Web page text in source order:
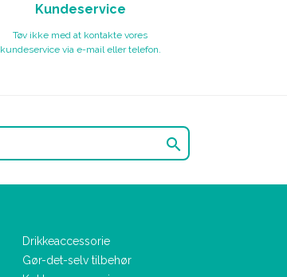
Kundeservice
Tøv ikke med at kontakte vores
kundeservice via e-mail eller telefon.

Drikkeaccessorie
Gør-det-selv tilbehør